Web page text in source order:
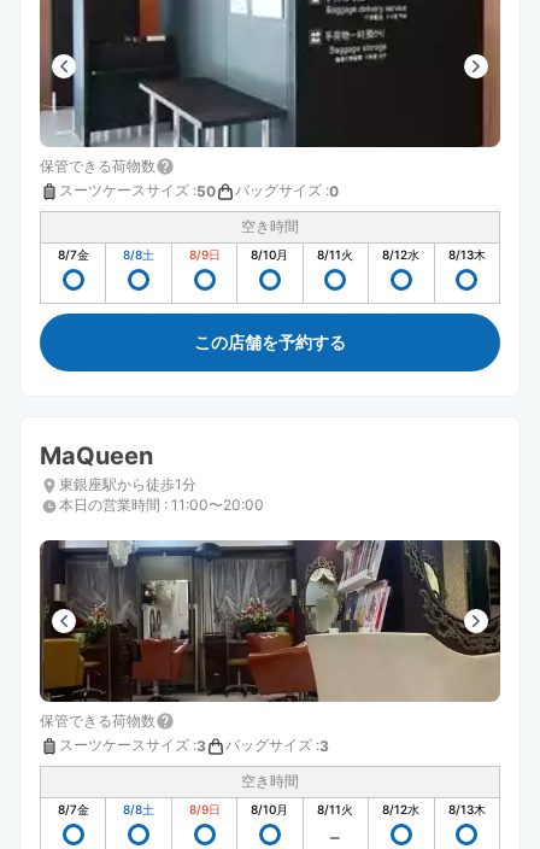
保管できる荷物数
スーツケースサイズ :50 バッグサイズ :0
空き時間
8/7金 8/8土 8/9日 8/10月 8/11火 8/12水 8/13木
この店舗を予約する
MaQueen
東銀座駅から徒歩1分
本日の営業時間 : 11:00〜20:00
保管できる荷物数
スーツケースサイズ :3 バッグサイズ :3
空き時間
8/7金 8/8土 8/9日 8/10月 8/11火 8/12水 8/13木